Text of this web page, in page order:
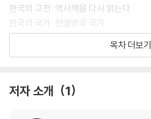
한국의 고전: 역사책을 다시 읽는다
한국의 국가: 전염병과 국가
한국의 임금: 왕의 두 신체
한국의 유사종교: 유교랜드
목차 더보기
저자 소개 1